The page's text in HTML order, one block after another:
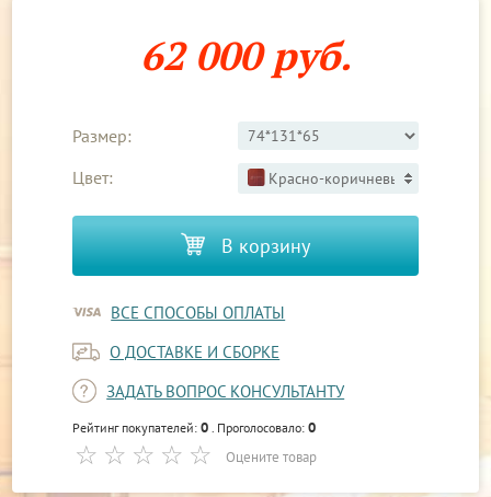
62 000 руб.
Размер:
Цвет:
Красно-коричневый 3
В корзину
ВСЕ СПОСОБЫ ОПЛАТЫ
О ДОСТАВКЕ И СБОРКЕ
ЗАДАТЬ ВОПРОС КОНСУЛЬТАНТУ
Рейтинг покупателей:0 . Проголосовало:0
Оцените товар